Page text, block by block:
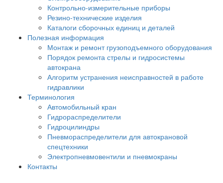
Контрольно-измерительные приборы
Резино-технические изделия
Каталоги сборочных единиц и деталей
Полезная информация
Монтаж и ремонт грузоподъемного оборудования
Порядок ремонта стрелы и гидросистемы
автокрана
Алгоритм устранения неисправностей в работе
гидравлики
Терминология
Автомобильный кран
Гидрораспределители
Гидроцилиндры
Пневмораспределители для автокрановой
спецтехники
Электропневмовентили и пневмокраны
Контакты